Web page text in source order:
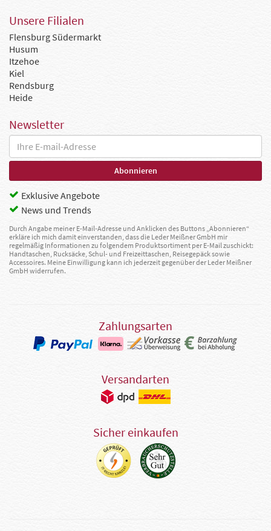
Unsere Filialen
Flensburg Südermarkt
Husum
Itzehoe
Kiel
Rendsburg
Heide
Newsletter
Exklusive Angebote
News und Trends
Durch Angabe meiner E-Mail-Adresse und Anklicken des Buttons „Abonnieren“
erkläre ich mich damit einverstanden, dass die Leder Meißner GmbH mir
regelmäßig Informationen zu folgendem Produktsortiment per E-Mail zuschickt:
Handtaschen, Rucksäcke, Schul- und Freizeittaschen, Reisegepäck sowie
Accessoires. Meine Einwilligung kann ich jederzeit gegenüber der Leder Meißner
GmbH widerrufen.
Zahlungsarten
Versandarten
Sicher einkaufen